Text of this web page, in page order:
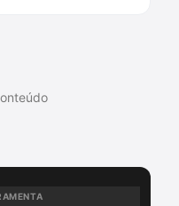
PR; Membro da
PR; Membro da